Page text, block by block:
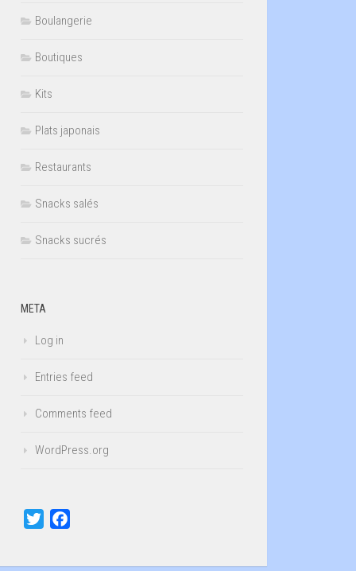
Boulangerie
Boutiques
Kits
Plats japonais
Restaurants
Snacks salés
Snacks sucrés
META
Log in
Entries feed
Comments feed
WordPress.org
Twitter